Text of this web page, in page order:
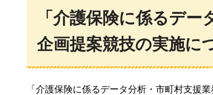
「介護保険に係るデ
企画提案競技の実施に
「介護保険に係るデータ分析・市町村支援